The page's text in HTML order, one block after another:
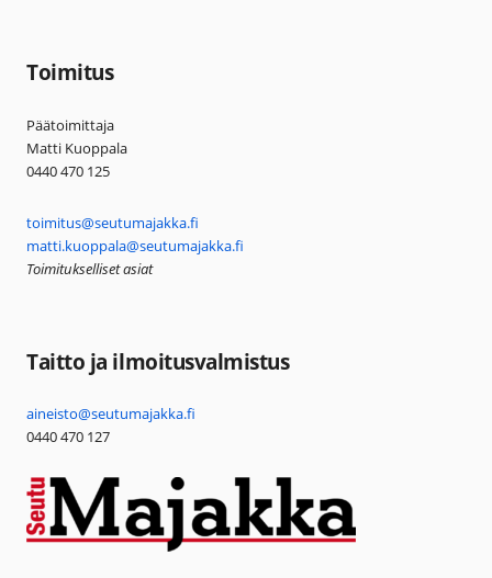
Toimitus
Päätoimittaja
Matti Kuoppala
0440 470 125
toimitus@seutumajakka.fi
matti.kuoppala@seutumajakka.fi
Toimitukselliset asiat
Taitto ja ilmoitusvalmistus
aineisto@seutumajakka.fi
0440 470 127